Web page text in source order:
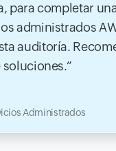
para completar
administrados
auditoría.
soluciones.
Administrados